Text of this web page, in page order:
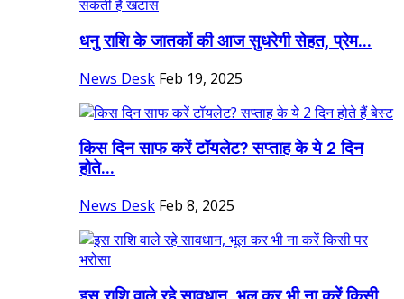
धनु राशि के जातकों की आज सुधरेगी सेहत, प्रेम...
News Desk Feb 19, 2025
किस दिन साफ करें टॉयलेट? सप्ताह के ये 2 दिन
होते...
News Desk Feb 8, 2025